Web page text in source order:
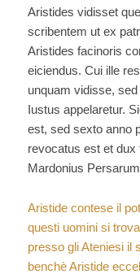
Aristides vidisset
scribentem ut ex
Aristides facinoris
eiciendus. Cui ille
unquam vidisse,
Iustus appelaretur.
est, sed sexto anno
revocatus est et dux
Mardonius
Aristide contese il
questi uomini si
presso gli Ateniesi il
benchè Aristide